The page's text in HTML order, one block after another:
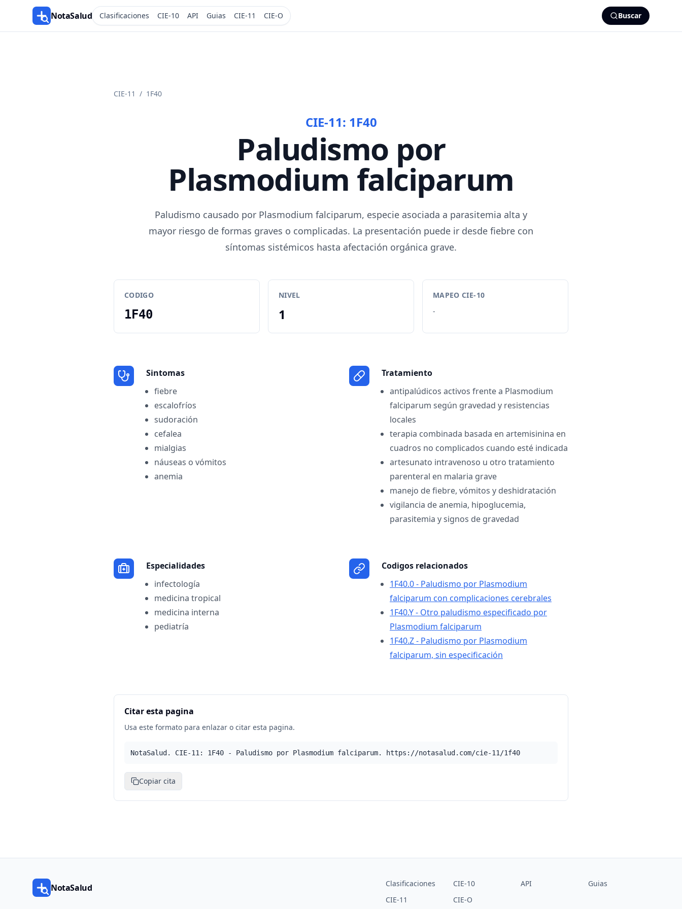
NotaSalud Clasificaciones CIE-10 API Guias CIE-11 CIE-O Buscar
CIE-11 / 1F40
CIE-11: 1F40
Paludismo por
Plasmodium falciparum
Paludismo causado por Plasmodium falciparum, especie asociada a parasitemia alta y
mayor riesgo de formas graves o complicadas. La presentación puede ir desde fiebre con
síntomas sistémicos hasta afectación orgánica grave.
CODIGO
1F40
NIVEL
1
MAPEO CIE-10
-
Sintomas
fiebre
escalofríos
sudoración
cefalea
mialgias
náuseas o vómitos
anemia
Tratamiento
antipalúdicos activos frente a Plasmodium
falciparum según gravedad y resistencias
locales
terapia combinada basada en artemisinina en
cuadros no complicados cuando esté indicada
artesunato intravenoso u otro tratamiento
parenteral en malaria grave
manejo de fiebre, vómitos y deshidratación
vigilancia de anemia, hipoglucemia,
parasitemia y signos de gravedad
Especialidades
infectología
medicina tropical
medicina interna
pediatría
Codigos relacionados
1F40.0 - Paludismo por Plasmodium
falciparum con complicaciones cerebrales
1F40.Y - Otro paludismo especificado por
Plasmodium falciparum
1F40.Z - Paludismo por Plasmodium
falciparum, sin especificación
Citar esta pagina
Usa este formato para enlazar o citar esta pagina.
NotaSalud. CIE-11: 1F40 - Paludismo por Plasmodium falciparum. https://notasalud.com/cie-11/1f40
Copiar cita
NotaSalud Clasificaciones CIE-10 API
Guias
CIE-11
CIE-O